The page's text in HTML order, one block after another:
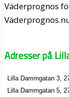
Väderprognos
Adresser på
Lilla Dammgatan 3,
Lilla Dammgatan 5,